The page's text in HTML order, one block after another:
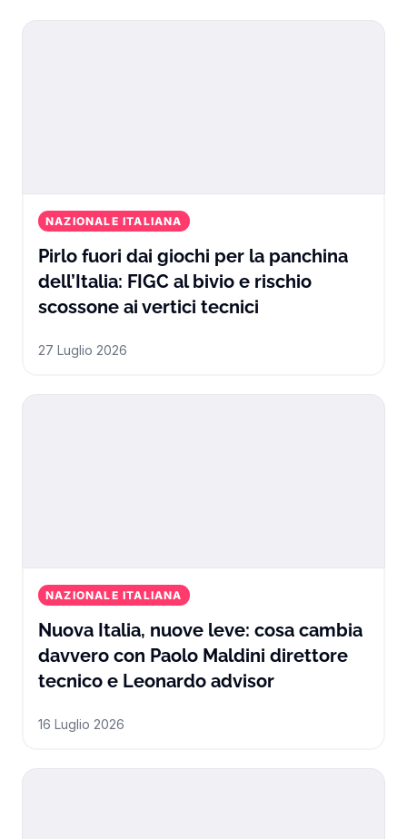
NAZIONALE ITALIANA
Pirlo fuori dai giochi per la panchina
dell’Italia: FIGC al bivio e rischio
scossone ai vertici tecnici
27 Luglio 2026
NAZIONALE ITALIANA
Nuova Italia, nuove leve: cosa cambia
davvero con Paolo Maldini direttore
tecnico e Leonardo advisorNuova Italia,
16 Luglio 2026